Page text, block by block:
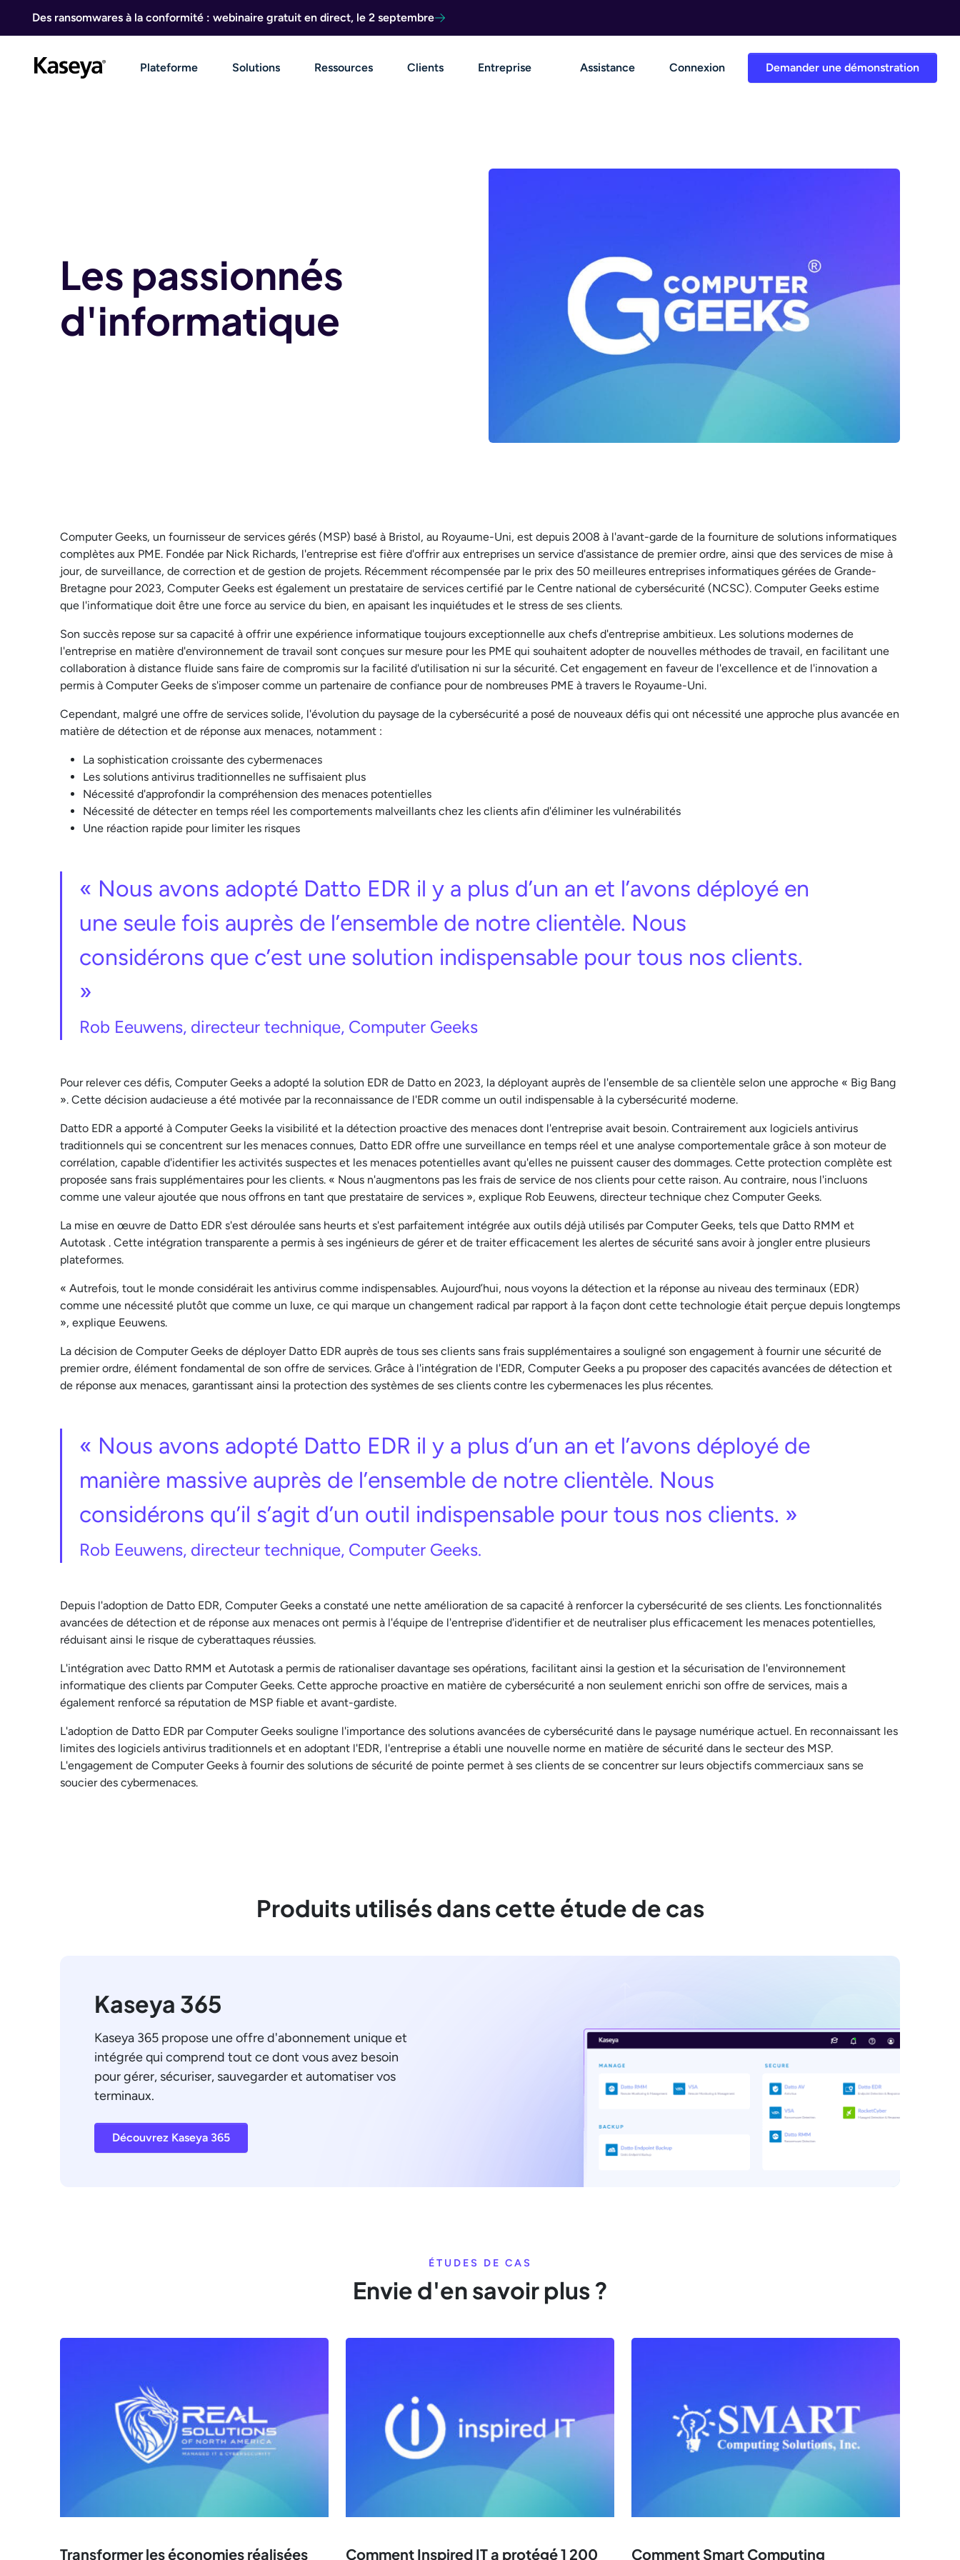
Des ransomwares à la conformité : webinaire gratuit en direct, le 2 septembre
Demander une démonstration
Plateforme Solutions Ressources Clients Entreprise Assistance Connexion
Les passionnés
d'informatique
Computer Geeks, un fournisseur de services gérés (MSP) basé à Bristol, au Royaume-Uni, est depuis 2008 à l'avant-garde de la fourniture de solutions informatiques
complètes aux PME. Fondée par Nick Richards, l'entreprise est fière d'offrir aux entreprises un service d'assistance de premier ordre, ainsi que des services de mise à
jour, de surveillance, de correction et de gestion de projets. Récemment récompensée par le prix des 50 meilleures entreprises informatiques gérées de Grande-
Bretagne pour 2023, Computer Geeks est également un prestataire de services certifié par le Centre national de cybersécurité (NCSC). Computer Geeks estime
que l'informatique doit être une force au service du bien, en apaisant les inquiétudes et le stress de ses clients.
Son succès repose sur sa capacité à offrir une expérience informatique toujours exceptionnelle aux chefs d'entreprise ambitieux. Les solutions modernes de
l'entreprise en matière d'environnement de travail sont conçues sur mesure pour les PME qui souhaitent adopter de nouvelles méthodes de travail, en facilitant une
collaboration à distance fluide sans faire de compromis sur la facilité d'utilisation ni sur la sécurité. Cet engagement en faveur de l'excellence et de l'innovation a
permis à Computer Geeks de s'imposer comme un partenaire de confiance pour de nombreuses PME à travers le Royaume-Uni.
Cependant, malgré une offre de services solide, l'évolution du paysage de la cybersécurité a posé de nouveaux défis qui ont nécessité une approche plus avancée en
matière de détection et de réponse aux menaces, notamment :
La sophistication croissante des cybermenaces
Les solutions antivirus traditionnelles ne suffisaient plus
Nécessité d'approfondir la compréhension des menaces potentielles
Nécessité de détecter en temps réel les comportements malveillants chez les clients afin d'éliminer les vulnérabilités
Une réaction rapide pour limiter les risques
« Nous avons adopté Datto EDR il y a plus d’un an et l’avons déployé en
une seule fois auprès de l’ensemble de notre clientèle. Nous
considérons que c’est une solution indispensable pour tous nos clients.
»
Rob Eeuwens, directeur technique, Computer Geeks
Pour relever ces défis, Computer Geeks a adopté la solution EDR de Datto en 2023, la déployant auprès de l'ensemble de sa clientèle selon une approche « Big Bang
». Cette décision audacieuse a été motivée par la reconnaissance de l'EDR comme un outil indispensable à la cybersécurité moderne.
Datto EDR a apporté à Computer Geeks la visibilité et la détection proactive des menaces dont l'entreprise avait besoin. Contrairement aux logiciels antivirus
traditionnels qui se concentrent sur les menaces connues, Datto EDR offre une surveillance en temps réel et une analyse comportementale grâce à son moteur de
corrélation, capable d'identifier les activités suspectes et les menaces potentielles avant qu'elles ne puissent causer des dommages. Cette protection complète est
proposée sans frais supplémentaires pour les clients. « Nous n'augmentons pas les frais de service de nos clients pour cette raison. Au contraire, nous l'incluons
comme une valeur ajoutée que nous offrons en tant que prestataire de services », explique Rob Eeuwens, directeur technique chez Computer Geeks.
La mise en œuvre de Datto EDR s'est déroulée sans heurts et s'est parfaitement intégrée aux outils déjà utilisés par Computer Geeks, tels que Datto RMM et
Autotask . Cette intégration transparente a permis à ses ingénieurs de gérer et de traiter efficacement les alertes de sécurité sans avoir à jongler entre plusieurs
plateformes.
« Autrefois, tout le monde considérait les antivirus comme indispensables. Aujourd’hui, nous voyons la détection et la réponse au niveau des terminaux (EDR)
comme une nécessité plutôt que comme un luxe, ce qui marque un changement radical par rapport à la façon dont cette technologie était perçue depuis longtemps
», explique Eeuwens.
La décision de Computer Geeks de déployer Datto EDR auprès de tous ses clients sans frais supplémentaires a souligné son engagement à fournir une sécurité de
premier ordre, élément fondamental de son offre de services. Grâce à l'intégration de l'EDR, Computer Geeks a pu proposer des capacités avancées de détection et
de réponse aux menaces, garantissant ainsi la protection des systèmes de ses clients contre les cybermenaces les plus récentes.
« Nous avons adopté Datto EDR il y a plus d’un an et l’avons déployé de
manière massive auprès de l’ensemble de notre clientèle. Nous
considérons qu’il s’agit d’un outil indispensable pour tous nos clients. »
Rob Eeuwens, directeur technique, Computer Geeks.
Depuis l'adoption de Datto EDR, Computer Geeks a constaté une nette amélioration de sa capacité à renforcer la cybersécurité de ses clients. Les fonctionnalités
avancées de détection et de réponse aux menaces ont permis à l'équipe de l'entreprise d'identifier et de neutraliser plus efficacement les menaces potentielles,
réduisant ainsi le risque de cyberattaques réussies.
L'intégration avec Datto RMM et Autotask a permis de rationaliser davantage ses opérations, facilitant ainsi la gestion et la sécurisation de l'environnement
informatique des clients par Computer Geeks. Cette approche proactive en matière de cybersécurité a non seulement enrichi son offre de services, mais a
également renforcé sa réputation de MSP fiable et avant-gardiste.
L'adoption de Datto EDR par Computer Geeks souligne l'importance des solutions avancées de cybersécurité dans le paysage numérique actuel. En reconnaissant les
limites des logiciels antivirus traditionnels et en adoptant l'EDR, l'entreprise a établi une nouvelle norme en matière de sécurité dans le secteur des MSP.
L'engagement de Computer Geeks à fournir des solutions de sécurité de pointe permet à ses clients de se concentrer sur leurs objectifs commerciaux sans se
soucier des cybermenaces.
Produits utilisés dans cette étude de cas
Kaseya 365
Kaseya 365 propose une offre d'abonnement unique et
intégrée qui comprend tout ce dont vous avez besoin
pour gérer, sécuriser, sauvegarder et automatiser vos
terminaux.
Découvrez Kaseya 365
ÉTUDES DE CAS
Envie d'en savoir plus ?
Transformer les économies réalisées Comment Inspired IT a protégé 1 200 Comment Smart Computing